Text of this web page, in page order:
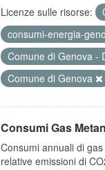
Licenze sulle risorse:
consumi-energia-
Comune di Genova -
Comune di Genova
Consumi Gas
Consumi annuali di
relative emissioni di